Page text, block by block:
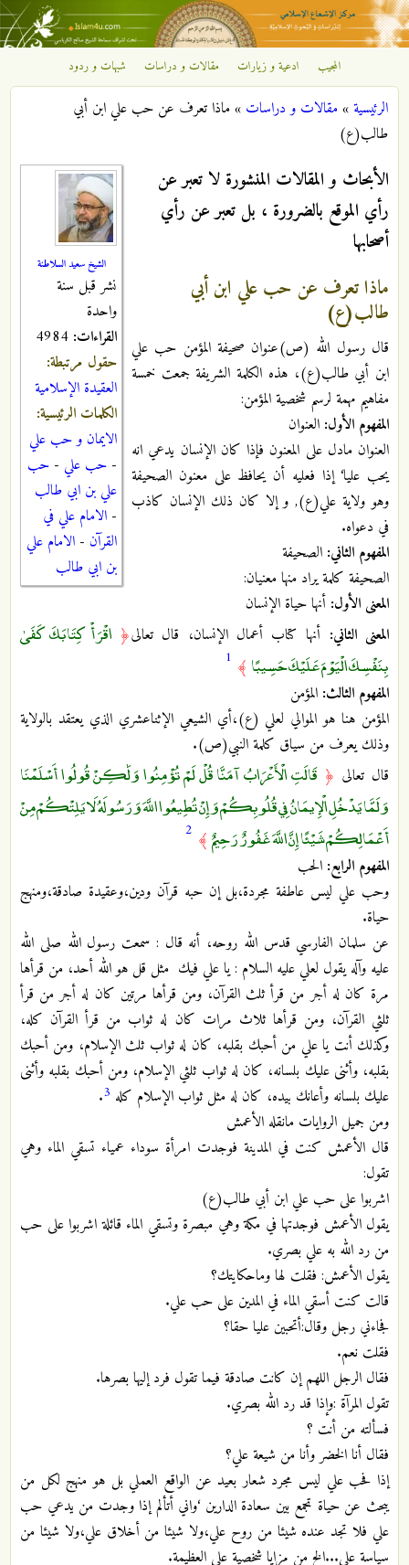
تجاوز إلى المحتوى الرئيسي
مركز
الإشعاع
الإسلامي
المجيب ادعية و زيارات مقالات و دراسات شبهات و ردود
أنت هنا
الرئيسية»مقالات و دراسات »ماذا تعرف عن حب علي ابن أبي
طالب(ع)
الشيخ سعيد السلاطنة
نشر قبل سنة
واحدة
القراءات:
حقول مرتبطة:
العقيدة الإسلامية
الكلمات الرئيسية:
الايمان و حب علي
- حب علي - حب
علي بن ابي طالب
- الامام علي في
القرآن - الامام علي
بن ابي طالب
الأبحاث و المقالات المنشورة لا تعبر عن
رأي الموقع بالضرورة ، بل تعبر عن رأي
أصحابها
ماذا تعرف عن حب علي ابن أبي
طالب(ع)
قال رسول الله (ص)عنوان صحيفة المؤمن حب علي
ابن أبي طالب(ع)، هذه الكلمة الشريفة جمعت خمسة
مفاهيم مهمة لرسم شخصية المؤمن:
المفهوم الأول: العنوان
العنوان مادل على المعنون فإذا كان الإنسان يدعي انه
يحب عليا‘ إذا فعليه أن يحافظ على معنون الصحيفة
وهو ولاية علي(ع), و إلا كان ذلك الإنسان كاذب
في دعواه.
المفهوم الثاني: الصحيفة
الصحيفة كلمة يراد منها معنيان:
المعنى الأول: أنها حياة الإنسان
المعنى الثاني: أنها كتاب أعمال الإنسان، قال تعالى﴿ اقْرَأْ كِتَابَكَ كَفَىٰ
بِنَفْسِكَ الْيَوْمَ عَلَيْكَ حَسِيبًا ﴾ 1
المفهوم الثالث: المؤمن
المؤمن هنا هو الموالي لعلي (ع)،أي الشيعي الإثناعشري الذي يعتقد بالولاية
وذلك يعرف من سياق كلمة النبي(ص).
قال تعالى ﴿ قَالَتِ الْأَعْرَابُ آمَنَّا قُلْ لَمْ تُؤْمِنُوا وَلَٰكِنْ قُولُوا أَسْلَمْنَا
وَلَمَّا يَدْخُلِ الْإِيمَانُ فِي قُلُوبِكُمْ وَإِنْ تُطِيعُوا اللَّهَ وَرَسُولَهُ لَا يَلِتْكُمْ مِنْ
أَعْمَالِكُمْ شَيْئًا إِنَّ اللَّهَ غَفُورٌ رَحِيمٌ ﴾ 2
المفهوم الرابع: الحب
وحب علي ليس عاطفة مجردة،بل إن حبه قرآن ودين،وعقيدة صادقة،ومنهج
حياة.
عن سلمان الفارسي قدس الله روحه، أنه قال : سمعت رسول الله صلى الله
عليه وآله يقول لعلي عليه السلام : يا علي فيك مثل قل هو الله أحد، من قرأها
مرة كان له أجر من قرأ ثلث القرآن، ومن قرأها مرتين كان له أجر من قرأ
ثلثي القرآن، ومن قرأها ثلاث مرات كان له ثواب من قرأ القرآن كله،
وكذلك أنت يا علي من أحبك بقلبه، كان له ثواب ثلث الإسلام، ومن أحبك
بقلبه، وأثنى عليك بلسانه، كان له ثواب ثلثي الإسلام، ومن أحبك بقلبه وأثنى
عليك بلسانه وأعانك بيده، كان له مثل ثواب الإسلام كله 3
.
ومن جميل الروايات مانقله الأعمش
قال الأعمش كنت في المدينة فوجدت امرأة سوداء عمياء تسقي الماء وهي
تقول:
اشربوا على حب علي ابن أبي طالب(ع)
يقول الأعمش فوجدتها في مكة وهي مبصرة وتسقي الماء قائلة اشربوا على حب
من رد الله به علي بصري.
يقول الأعمش: فقلت لها وماحكايتك؟
قالت كنت أسقي الماء في المدين على حب علي.
فجاءني رجل وقال:أتحبين عليا حقا؟
فقلت نعم.
فقال الرجل اللهم إن كانت صادقة فيما تقول فرد إليها بصرها.
تقول المرآة :وإذا قد رد الله بصري.
فسألته من أنت ؟
فقال أنا الخضر وأنا من شيعة علي؟
إذا فحب علي ليس مجرد شعار بعيد عن الواقع العملي بل هو منهج لكل من
يبحث عن حياة تجمع بين سعادة الدارين ‘واني أتألم إذا وجدت من يدعي حب
علي فلا تجد عنده شيئا من روح علي،ولا شيئا من أخلاق علي،ولا شيئا من
سياسة علي...الخ من مزايا شخصية علي العظيمة.